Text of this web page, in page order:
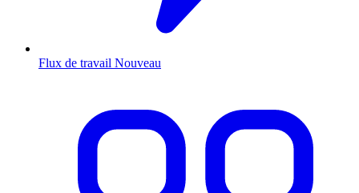
Flux de travail Nouveau